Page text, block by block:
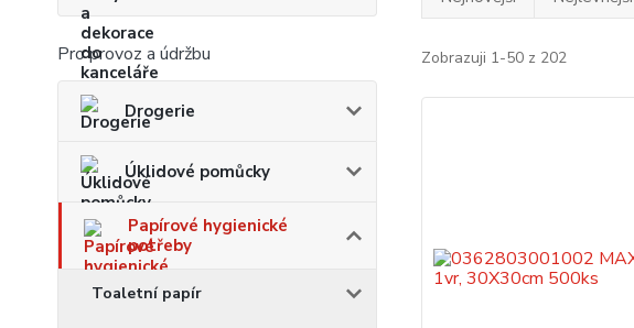
Pro provoz a údržbu
Drogerie
Úklidové pomůcky
Papírové hygienické
potřeby
Toaletní papír
Zobrazuji 1-50 z 202